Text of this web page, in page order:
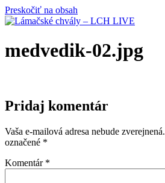
Preskočiť na obsah
medvedik-02.jpg
Pridaj komentár
Vaša e-mailová adresa nebude zverejnená.
označené *
Komentár *